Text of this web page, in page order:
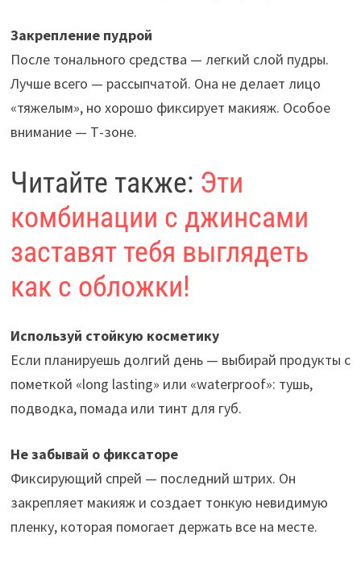
Закрепление пудрой
После тонального средства — легкий слой пудры.
Лучше всего — рассыпчатой. Она не делает лицо
«тяжелым», но хорошо фиксирует макияж. Особое
внимание — Т-зоне.
Читайте также: Эти
комбинации с джинсами
заставят тебя выглядеть
как с обложки!
Используй стойкую косметику
Если планируешь долгий день — выбирай продукты с
пометкой «long lasting» или «waterproof»: тушь,
подводка, помада или тинт для губ.
Не забывай о фиксаторе
Фиксирующий спрей — последний штрих. Он
закрепляет макияж и создает тонкую невидимую
пленку, которая помогает держать все на месте.